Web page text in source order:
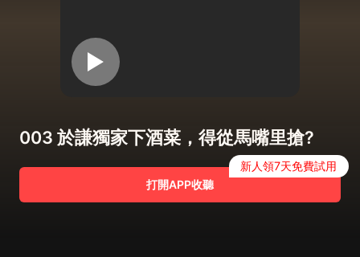
003 於謙獨家下酒菜，得從馬嘴里搶?
打開APP收聽
新人領7天免費試用